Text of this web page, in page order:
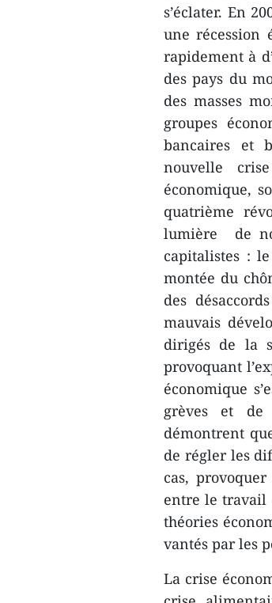
s’éclater. En
une récession
rapidement à
des pays du
des masses
groupes
bancaires et
nouvelle
économique,
quatrième
lumière de
capitalistes :
montée du
des
mauvais
dirigés de la
provoquant
économique
grèves et de
démontrent
de régler les
cas,
entre le travail
théories
vantés par les
La crise